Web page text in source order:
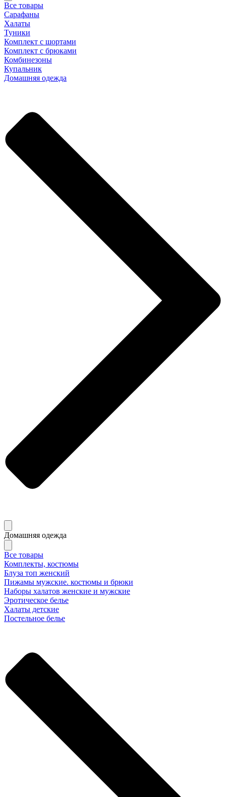
Все товары
Сарафаны
Халаты
Туники
Комплект с шортами
Комплект с брюками
Комбинезоны
Купальник
Домашняя одежда
Домашняя одежда
Все товары
Комплекты, костюмы
Блуза топ женский
Пижамы мужские. костюмы и брюки
Наборы халатов женские и мужские
Эротическое белье
Халаты детские
Постельное белье